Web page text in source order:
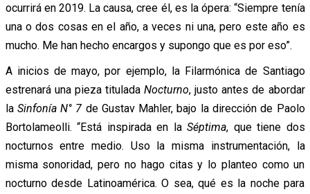
ocurrirá en 2019. La causa, cree él, es la ópera: “Siempre tenía
una o dos cosas en el año, a veces ni una, pero este año es
mucho. Me han hecho encargos y supongo que es por eso”.
A inicios de mayo, por ejemplo, la Filarmónica de Santiago
estrenará una pieza titulada Nocturno, justo antes de abordar
la Sinfonía N° 7 de Gustav Mahler, bajo la dirección de Paolo
Bortolameolli. “Está inspirada en la Séptima, que tiene dos
nocturnos entre medio. Uso la misma instrumentación, la
misma sonoridad, pero no hago citas y lo planteo como un
nocturno desde Latinoamérica. O sea, qué es la noche para